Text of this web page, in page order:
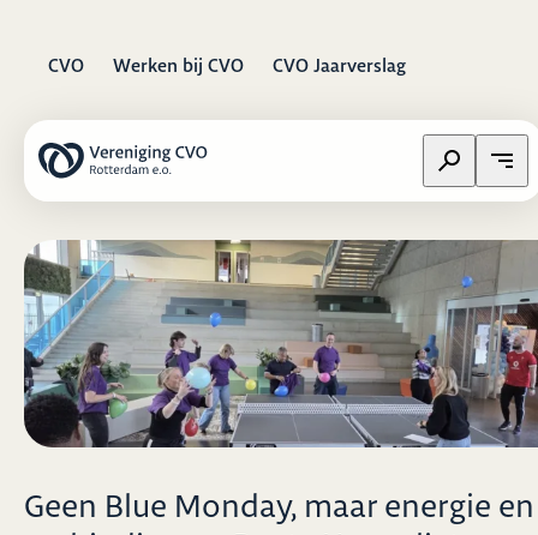
CVO Werken bij CVO CVO Jaarverslag
Zoeken op
Geen Blue Monday, maar energie en